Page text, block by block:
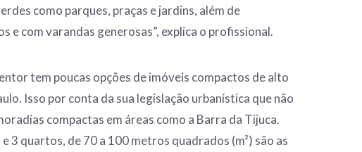
como parques, praças e jardins, além de
e com varandas generosas”, explica o profissional.
tem poucas opções de imóveis compactos de alto
Isso por conta da sua legislação urbanística que não
compactas em áreas como a Barra da Tijuca.
3 quartos, de 70 a 100 metros quadrados (m²) são as